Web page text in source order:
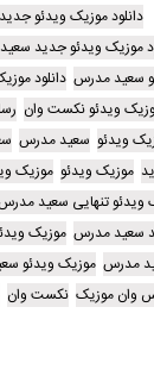
دانلود موزیک ویدئو
موزیک ویدئو جدید
سعید مدرس دانلود
ویدئو نکست وان
ویدئو سعید مدرس
موزیک ویدئو موزیک
ویدئو تنهایى سعید
سعید مدرس موزیک
مدرس موزیک ویدئو
وان موزیک نکست وان